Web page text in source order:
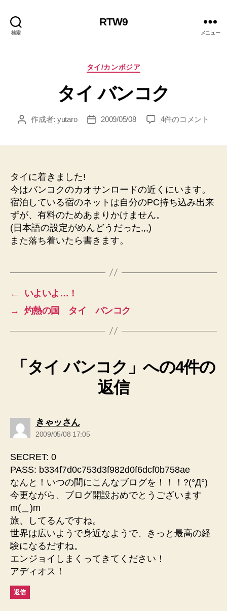
検索
RTW9
メニュー
カ
ゴ
リ
タイ/カンボジア
タイ バンコク
投 作成者: yutaro
投
2009/05/08
タ
へ
の
4件のコメント
タイに着きました!
今はバンコクのカオサンロードの近くにいます。
宿泊している宿のネットは自分のPC持ち込み出来
ずが、有料のためあまりかけません。
(日本語の設定がめんどうだった,,,)
また落ち着いたら書きます。
←
いよいよ…！
→
灼熱の国 タイ バンコク
「タイ バンコク」への4件の
返信
きゃッさんの
発
2009/05/08 17:05
SECRET: 0
PASS: b334f7d0c753d3f982d0f6dcf0b758ae
なんと！いつの間にこんなブログを！！！?(°Д°)
今更ながら、ブログ開設おめでとうございます
m(＿)m
旅、してるんですね。
世界は広いようで身近なようで、きっと最高の経
験になるだすね。
エンジョイしまくってきてください！
アディオス！
返信